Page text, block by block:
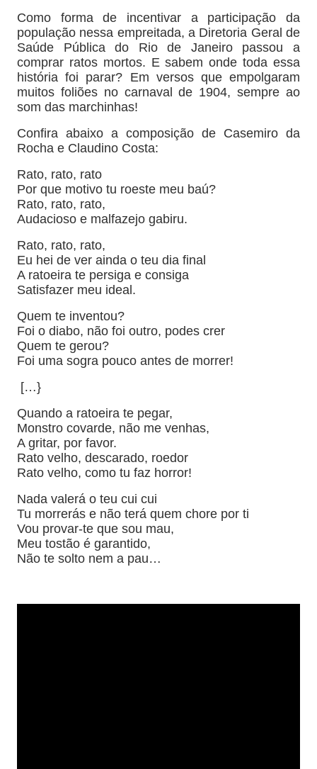
Como forma de incentivar a participação da
população nessa empreitada, a Diretoria Geral de
Saúde Pública do Rio de Janeiro passou a
comprar ratos mortos. E sabem onde toda essa
história foi parar? Em versos que empolgaram
muitos foliões no carnaval de 1904, sempre ao
som das marchinhas!
Confira abaixo a composição de Casemiro da
Rocha e Claudino Costa:
Rato, rato, rato
Por que motivo tu roeste meu baú?
Rato, rato, rato,
Audacioso e malfazejo gabiru.
Rato, rato, rato,
Eu hei de ver ainda o teu dia final
A ratoeira te persiga e consiga
Satisfazer meu ideal.
Quem te inventou?
Foi o diabo, não foi outro, podes crer
Quem te gerou?
Foi uma sogra pouco antes de morrer!
[…}
Quando a ratoeira te pegar,
Monstro covarde, não me venhas,
A gritar, por favor.
Rato velho, descarado, roedor
Rato velho, como tu faz horror!
Nada valerá o teu cui cui
Tu morrerás e não terá quem chore por ti
Vou provar-te que sou mau,
Meu tostão é garantido,
Não te solto nem a pau…